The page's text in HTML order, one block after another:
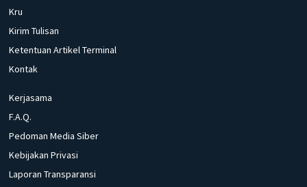
Kru
Kirim Tulisan
Ketentuan Artikel Terminal
Kontak
Kerjasama
F.A.Q.
Pedoman Media Siber
Kebijakan Privasi
Laporan Transparansi